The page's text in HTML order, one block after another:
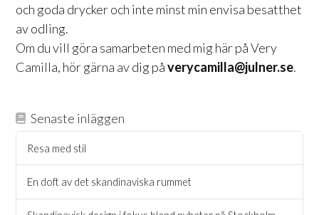
och goda drycker och inte minst min envisa besatthet
av odling.
Om du vill göra samarbeten med mig här på Very
Camilla, hör gärna av dig påverycamilla@julner.se.
Senaste inläggen
Resa med stil
En doft av det skandinaviska rummet